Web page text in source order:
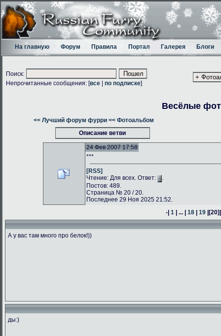
На главную Форум Правила Портал Галерея Блоги
Поиск:
Непрочитанные сообщения: [все по подписке]
Весёлые
<< Лучший форум фурри << Фотоальбом
Описание ветви
24 Фев 2007 17:58
***
[RSS]
Чтение: Для всех. Ответ:
.
Постов: 489.
Страница № 20 / 20.
Последнее 29 Ноя 2025 21:52.
-| 1 | ... | 18 | 19 |[20]
А у вас там много про белок!))
ды:)